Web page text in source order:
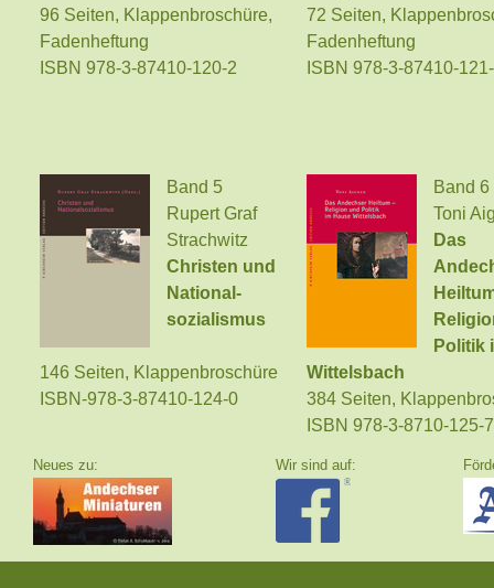
96 Seiten, Klappenbroschüre,
Fadenheftung
ISBN 978-3-87410-120-2
72 Seiten,
Fadenheftung
ISBN 978-3-87410-
Band 5
Rupert Graf
Strachwitz
Christen und
National-
sozialismus
146 Seiten, Klappenbroschüre
ISBN-978-3-87410-124-0
Band 6
Toni
Das
Politik
Wittelsbach
384 Seiten,
ISBN 978-3-8710-125-7
Neues zu: Wir sind auf: